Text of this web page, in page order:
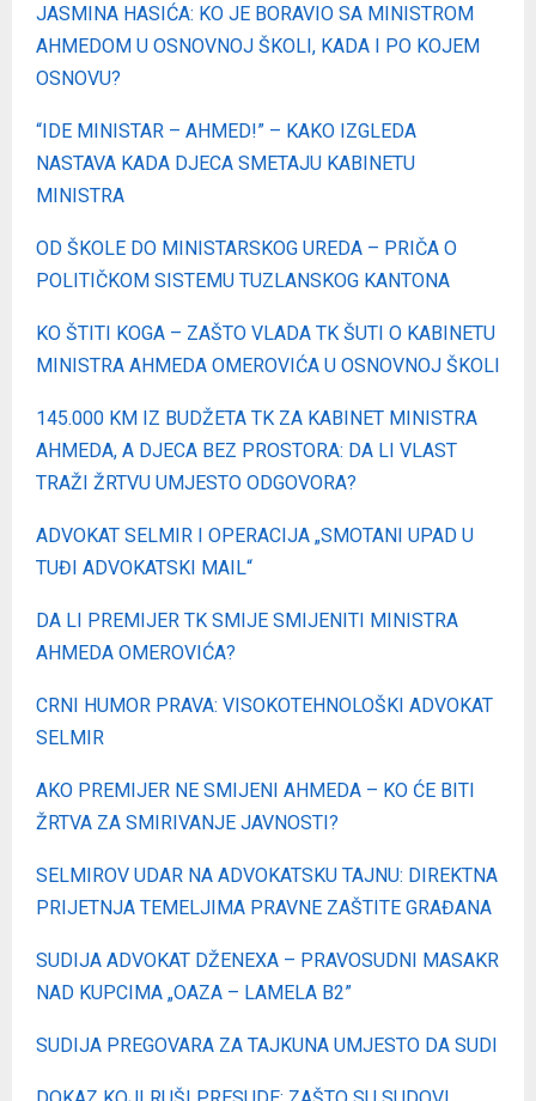
JASMINA HASIĆA: KO JE BORAVIO SA MINISTROM
AHMEDOM U OSNOVNOJ ŠKOLI, KADA I PO KOJEM
OSNOVU?
“IDE MINISTAR – AHMED!” – KAKO IZGLEDA
NASTAVA KADA DJECA SMETAJU KABINETU
MINISTRA
OD ŠKOLE DO MINISTARSKOG UREDA – PRIČA O
POLITIČKOM SISTEMU TUZLANSKOG KANTONA
KO ŠTITI KOGA – ZAŠTO VLADA TK ŠUTI O KABINETU
MINISTRA AHMEDA OMEROVIĆA U OSNOVNOJ ŠKOLI
145.000 KM IZ BUDŽETA TK ZA KABINET MINISTRA
AHMEDA, A DJECA BEZ PROSTORA: DA LI VLAST
TRAŽI ŽRTVU UMJESTO ODGOVORA?
ADVOKAT SELMIR I OPERACIJA „SMOTANI UPAD U
TUĐI ADVOKATSKI MAIL“
DA LI PREMIJER TK SMIJE SMIJENITI MINISTRA
AHMEDA OMEROVIĆA?
CRNI HUMOR PRAVA: VISOKOTEHNOLOŠKI ADVOKAT
SELMIR
AKO PREMIJER NE SMIJENI AHMEDA – KO ĆE BITI
ŽRTVA ZA SMIRIVANJE JAVNOSTI?
SELMIROV UDAR NA ADVOKATSKU TAJNU: DIREKTNA
PRIJETNJA TEMELJIMA PRAVNE ZAŠTITE GRAĐANA
SUDIJA ADVOKAT DŽENEXA – PRAVOSUDNI MASAKR
NAD KUPCIMA „OAZA – LAMELA B2”
SUDIJA PREGOVARA ZA TAJKUNA UMJESTO DA SUDI